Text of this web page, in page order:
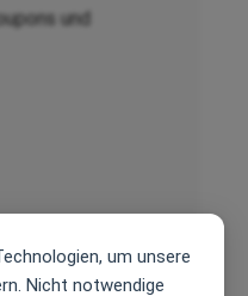
um unsere
Nicht notwendige
und
]